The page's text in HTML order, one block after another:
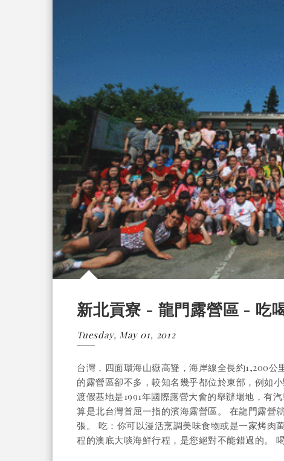
新北貢寮 - 龍門露營區 - 吃
Tuesday, May 01, 2012
台灣，四面環海山嶽高聳，海岸線全長約1,200
的露營區卻不多，較知名幾乎都位於東部，例如
渡假基地是1991年國際露營大會的舉辦場地，有
算是北台灣首屈一指的濱海露營區。 在龍門露營
張。 吃：你可以漫活烹調美味食物或是一家烤肉
程的澳底大啖海鮮行程，是您絕對不能錯過的。